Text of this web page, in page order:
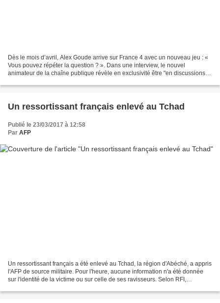
Dès le mois d’avril, Alex Goude arrive sur France 4 avec un nouveau jeu : «
Vous pouvez répéter la question ? ». Dans une interview, le nouvel
animateur de la chaîne publique révèle en exclusivité être "en discussions"
Un ressortissant français enlevé au Tchad
Publié le 23/03/2017 à 12:58
Par AFP
Un ressortissant français a été enlevé au Tchad, la région d'Abéché, a appris
l'AFP de source militaire. Pour l'heure, aucune information n'a été donnée
sur l'identité de la victime ou sur celle de ses ravisseurs. Selon RFI,